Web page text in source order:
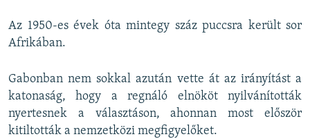
Az 1950-es évek óta mintegy száz puccsra került sor
Afrikában.
Gabonban nem sokkal azután vette át az irányítást a
katonaság, hogy a regnáló elnököt nyilvánították
nyertesnek a választáson, ahonnan most először
kitiltották a nemzetközi megfigyelőket.